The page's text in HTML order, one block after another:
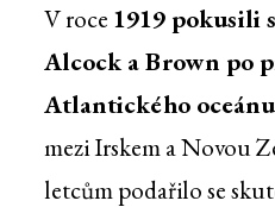
V roce 1919 pokusili
Alcock a Brown po
Atlantického oceánu
mezi Irskem a Novou
letcům podařilo se